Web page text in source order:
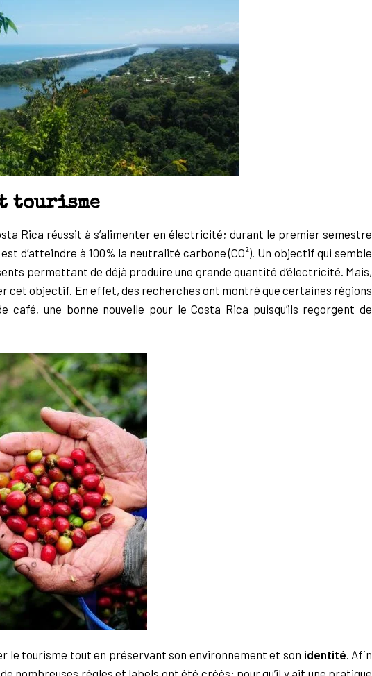
tourisme
Rica réussit à s’alimenter en électricité; durant le premier semestre
d’atteindre à 100% la neutralité carbone (CO²). Un objectif qui semble
permettant de déjà produire une grande quantité d’électricité. Mais,
cet objectif. Eneffet, des recherches ont montré que certaines régions
café, une bonne nouvelle pour le Costa Rica puisqu’ils regorgent de
le tourisme tout en préservant son environnement et son identité. Afin